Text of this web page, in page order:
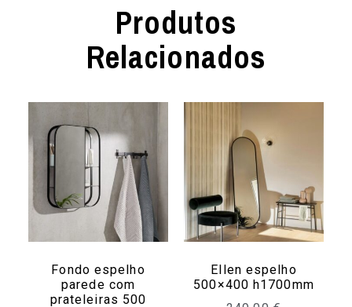
Produtos
Relacionados
Fondo espelho
parede com
prateleiras 500
Ellen espelho
500×400 h1700mm